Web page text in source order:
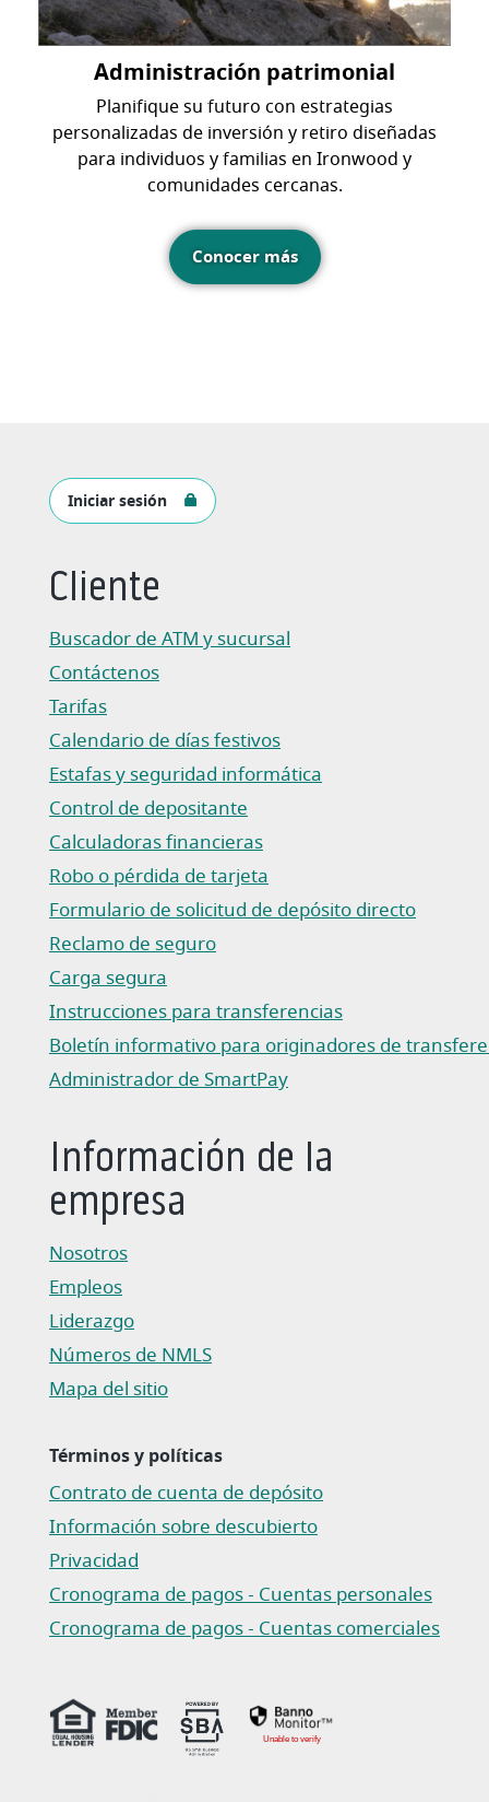
Administración patrimonial
Planifique su futuro con estrategias
personalizadas de inversión y retiro diseñadas
para individuos y familias en Ironwood y
comunidades cercanas.
Conocer más
Iniciar sesión
Cliente
Buscador de ATM y sucursal
Contáctenos
Tarifas
Calendario de días festivos
Estafas y seguridad informática
Control de depositante
Calculadoras financieras
Robo o pérdida de tarjeta
Formulario de solicitud de depósito directo
(Abre en una nueva ventana)
Reclamo de seguro
(Abre en una nueva ventana)
Carga segura
Instrucciones para transferencias
(Abre en una nueva ventana)
Boletín informativo para originadores de
(Abre en una nueva ventana)
Administrador de SmartPay
Información de la
empresa
Nosotros
Empleos
Liderazgo
Números de NMLS
Mapa del sitio
Términos y políticas
Contrato de cuenta de depósito
(Abre en una nueva ventana)
Información sobre descubierto
Privacidad
(Abre en una nueva ventana)
Cronograma de pagos - Cuentas personales
(Abre en una nueva ventana)
Cronograma de pagos - Cuentas comerciales
Unable to verify